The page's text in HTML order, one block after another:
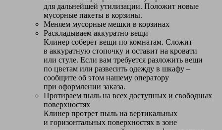
для дальнейшей утилизации. Положит новые
мусорные пакеты в корзины.
Меняем мусорные мешки в корзинах
Раскладываем аккуратно вещи
Клинер соберет вещи по комнатам. Сложит
в аккуратную стопочку и оставит на кровати
или стуле. Если вам требуется разложить вещи
по цветам или развесить одежду в шкафу –
сообщите об этом нашему оператору
при оформлении заказа.
Протираем пыль на всех доступных и свободных
поверхностях
Клинер протрет пыль на вертикальных
и горизонтальных поверхностях в зоне